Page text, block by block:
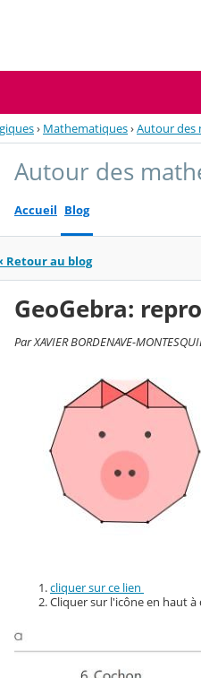
› Mathematiques›Autour des
Autour des
Accueil Blog
‹ Retour au blog
GeoGebra:
Par XAVIER BORDENAVE-
cliquer sur ce lien
Cliquer sur l'icône en haut